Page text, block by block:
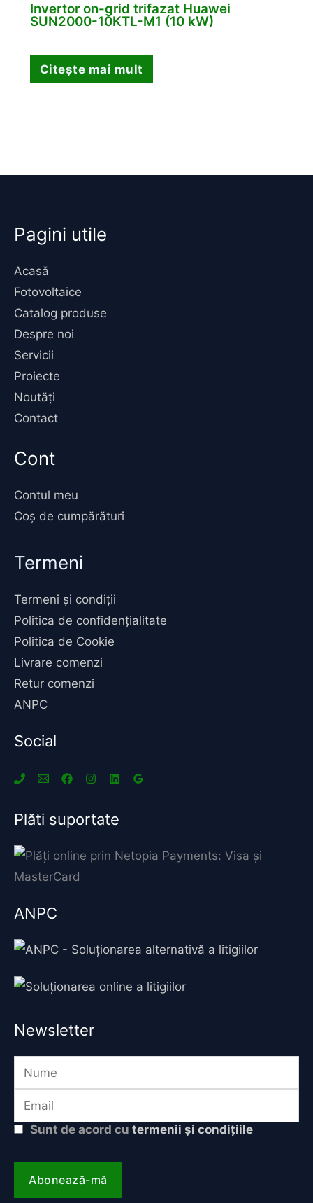
Invertor on-grid trifazat Huawei
SUN2000-10KTL-M1 (10 kW)
Citește mai mult
Pagini utile
Acasă
Fotovoltaice
Catalog produse
Despre noi
Servicii
Proiecte
Noutăți
Contact
Cont
Contul meu
Coș de cumpărături
Termeni
Termeni și condiții
Politica de confidențialitate
Politica de Cookie
Livrare comenzi
Retur comenzi
ANPC
Social
Plăti suportate
ANPC
Newsletter
Sunt de acord cu termenii și condițiile